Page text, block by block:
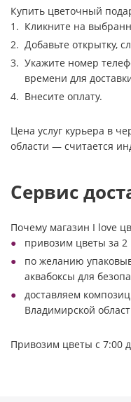
Купить цветочный
Кликните на
Добавьте открытку,
Укажите номер
времени для
Внесите оплату.
Цена услуг курьера в
области — считается
Сервис
Почему магазин I love
привозим цветы за
по желанию
аквабоксы для
доставляем
Владимирской
Привозим цветы с 7:00